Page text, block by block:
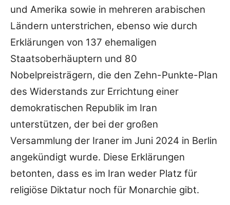
und Amerika sowie in mehreren arabischen
Ländern unterstrichen, ebenso wie durch
Erklärungen von 137 ehemaligen
Staatsoberhäuptern und 80
Nobelpreisträgern, die den Zehn-Punkte-Plan
des Widerstands zur Errichtung einer
demokratischen Republik im Iran
unterstützen, der bei der großen
Versammlung der Iraner im Juni 2024 in Berlin
angekündigt wurde. Diese Erklärungen
betonten, dass es im Iran weder Platz für
religiöse Diktatur noch für Monarchie gibt.